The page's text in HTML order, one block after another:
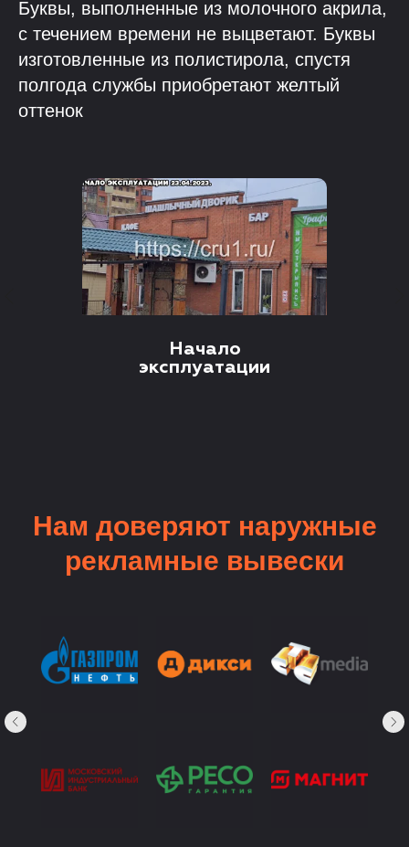
Буквы, выполненные из молочного акрила,
с течением времени не выцветают. Буквы
изготовленные из полистирола, спустя
полгода службы приобретают желтый
оттенок
Начало
эксплуатации
Нам доверяют наружные
рекламные вывески